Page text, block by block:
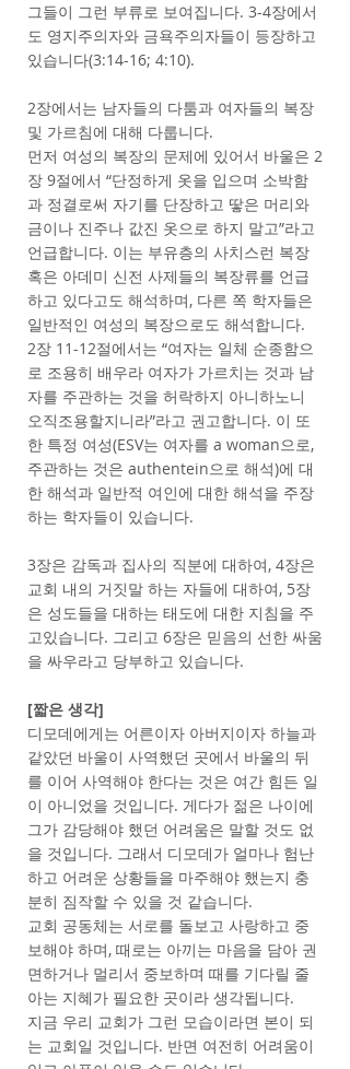
그들이 그런 부류로 보여집니다. 3-4장에서
도 영지주의자와 금욕주의자들이 등장하고
있습니다(3:14-16; 4:10).
2장에서는 남자들의 다툼과 여자들의 복장
및 가르침에 대해 다룹니다.
먼저 여성의 복장의 문제에 있어서 바울은 2
장 9절에서 “단정하게 옷을 입으며 소박함
과 정결로써 자기를 단장하고 땋은 머리와
금이나 진주나 값진 옷으로 하지 말고”라고
언급합니다. 이는 부유층의 사치스런 복장
혹은 아데미 신전 사제들의 복장류를 언급
하고 있다고도 해석하며, 다른 쪽 학자들은
일반적인 여성의 복장으로도 해석합니다.
2장 11-12절에서는 “여자는 일체 순종함으
로 조용히 배우라 여자가 가르치는 것과 남
자를 주관하는 것을 허락하지 아니하노니
오직조용할지니라”라고 권고합니다. 이 또
한 특정 여성(ESV는 여자를 a woman으로,
주관하는 것은 authentein으로 해석)에 대
한 해석과 일반적 여인에 대한 해석을 주장
하는 학자들이 있습니다.
3장은 감독과 집사의 직분에 대하여, 4장은
교회 내의 거짓말 하는 자들에 대하여, 5장
은 성도들을 대하는 태도에 대한 지침을 주
고있습니다. 그리고 6장은 믿음의 선한 싸움
을 싸우라고 당부하고 있습니다.
[짧은 생각]
디모데에게는 어른이자 아버지이자 하늘과
같았던 바울이 사역했던 곳에서 바울의 뒤
를 이어 사역해야 한다는 것은 여간 힘든 일
이 아니었을 것입니다. 게다가 젊은 나이에
그가 감당해야 했던 어려움은 말할 것도 없
을 것입니다. 그래서 디모데가 얼마나 험난
하고 어려운 상황들을 마주해야 했는지 충
분히 짐작할 수 있을 것 같습니다.
교회 공동체는 서로를 돌보고 사랑하고 중
보해야 하며, 때로는 아끼는 마음을 담아 권
면하거나 멀리서 중보하며 때를 기다릴 줄
아는 지혜가 필요한 곳이라 생각됩니다.
지금 우리 교회가 그런 모습이라면 본이 되
는 교회일 것입니다. 반면 여전히 어려움이